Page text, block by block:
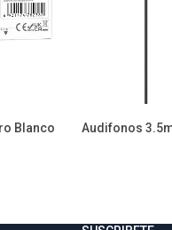
Blanco Audifonos